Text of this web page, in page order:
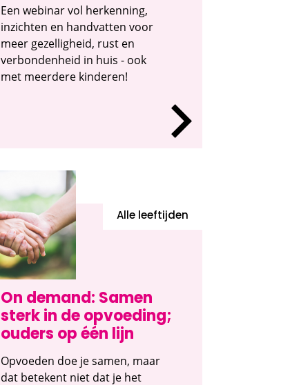
Een webinar vol herkenning,
inzichten en handvatten voor
meer gezelligheid, rust en
verbondenheid in huis - ook
met meerdere kinderen!
On demand: Samen
sterk in de opvoeding;
ouders op één lijn
Alle leeftijden
Opvoeden doe je samen, maar
dat betekent niet dat je het